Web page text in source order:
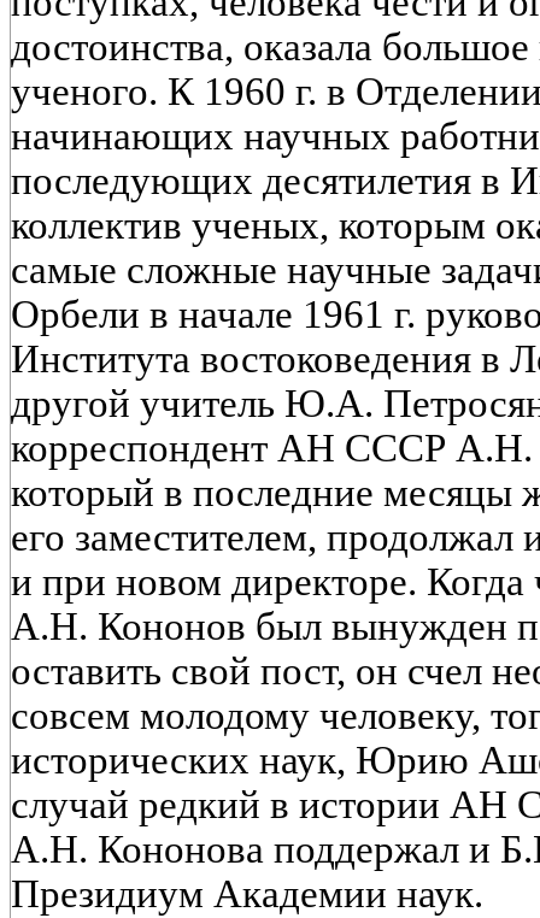
достоинства, оказала
ученого. К 1960 г. в
начинающих научных
последующих десятилетия в
коллектив ученых, которым
самые сложные научные
Орбели в начале 1961 г.
Института востоковедения в
другой учитель Ю.А.
корреспондент АН СССР
который в последние месяцы
его заместителем, продолжал
и при новом директоре. Когда
А.Н. Кононов был вынужден
оставить свой пост, он счел
совсем молодому человеку,
исторических наук, Юрию
случай редкий в истории АН
А.Н. Кононова поддержал и
Президиум Академии наук.